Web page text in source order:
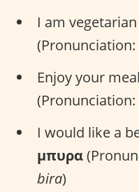
I am vegetarian
(Pronunciation:
Enjoy your
(Pronunciation:
I would like a
μπυρα
bira)